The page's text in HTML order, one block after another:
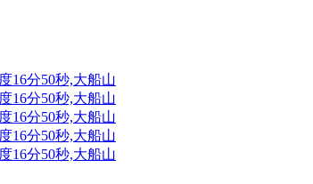
16分50秒,大船山
16分50秒,大船山
16分50秒,大船山
16分50秒,大船山
16分50秒,大船山